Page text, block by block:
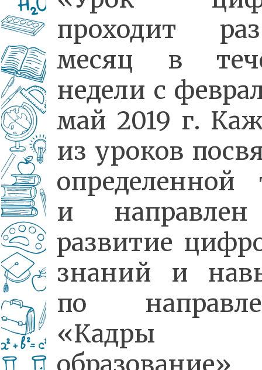
проходит
месяц в
недели с
май 2019 г.
из уроков
определенной
и
развитие
знаний и
по